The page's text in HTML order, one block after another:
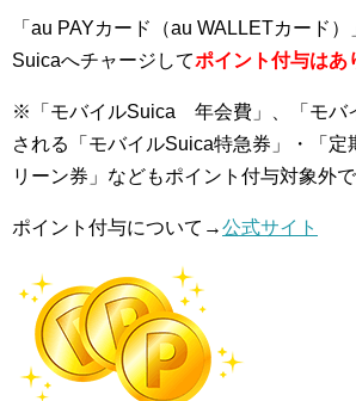
「au PAYカード（au WALLETカード
Suicaへチャージしてポイント付与はあ
※「モバイルSuica 年会費」、「モバ
される「モバイルSuica特急券」・「定
リーン券」などもポイント付与対象外で
ポイント付与について→公式サイト